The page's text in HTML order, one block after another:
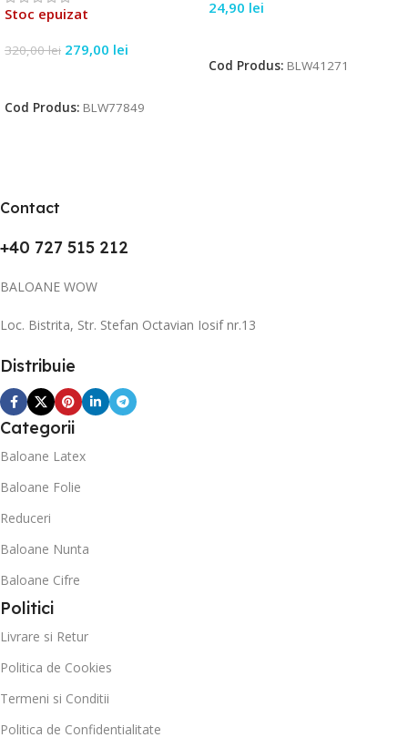
Stoc epuizat
320,00lei 279,00 lei
Cod Produs: BLW77849
24,90 lei
Cod Produs: BLW41271
Contact
+40 727 515 212
BALOANE WOW
Loc. Bistrita, Str. Stefan Octavian Iosif nr.13
Distribuie
Categorii
Baloane Latex
Baloane Folie
Reduceri
Baloane Nunta
Baloane Cifre
Politici
Livrare si Retur
Politica de Cookies
Termeni si Conditii
Politica de Confidentialitate